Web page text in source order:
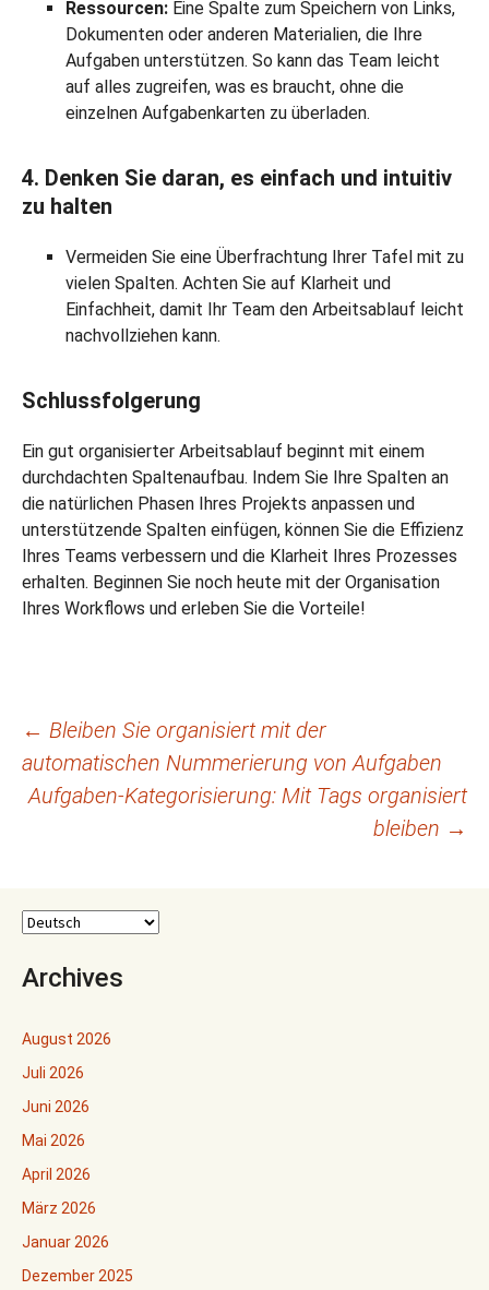
Ressourcen: Eine Spalte zum Speichern von Links,
Dokumenten oder anderen Materialien, die Ihre
Aufgaben unterstützen. So kann das Team leicht
auf alles zugreifen, was es braucht, ohne die
einzelnen Aufgabenkarten zu überladen.
4. Denken Sie daran, es einfach und intuitiv
zu halten
Vermeiden Sie eine Überfrachtung Ihrer Tafel mit zu
vielen Spalten. Achten Sie auf Klarheit und
Einfachheit, damit Ihr Team den Arbeitsablauf leicht
nachvollziehen kann.
Schlussfolgerung
Ein gut organisierter Arbeitsablauf beginnt mit einem
durchdachten Spaltenaufbau. Indem Sie Ihre Spalten an
die natürlichen Phasen Ihres Projekts anpassen und
unterstützende Spalten einfügen, können Sie die Effizienz
Ihres Teams verbessern und die Klarheit Ihres Prozesses
erhalten. Beginnen Sie noch heute mit der Organisation
Ihres Workflows und erleben Sie die Vorteile!
Beitragsnavigation
← Bleiben Sie organisiert mit der
automatischen Nummerierung von Aufgaben
Aufgaben-Kategorisierung: Mit Tags organisiert
bleiben →
Archives
August 2026
Juli 2026
Juni 2026
Mai 2026
April 2026
März 2026
Januar 2026
Dezember 2025